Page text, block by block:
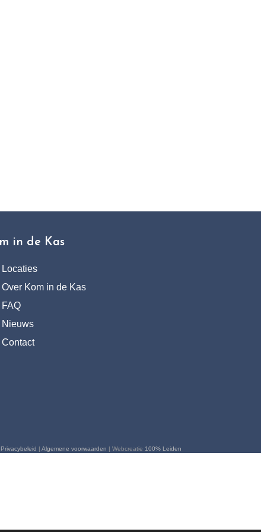
in de Kas
Locaties
Over Kom in de Kas
FAQ
Nieuws
Contact
Privacybeleid | Algemene voorwaarden | Webcreatie 100% Leiden